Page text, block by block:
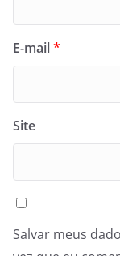
E-mail*
Site
Salvar meus